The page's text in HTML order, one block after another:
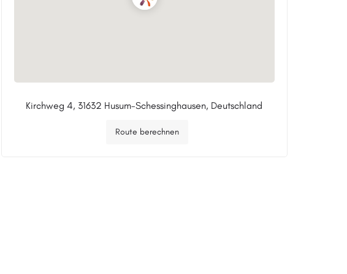
Kirchweg 4, 31632 Husum-Schessinghausen, Deutschland
Route berechnen